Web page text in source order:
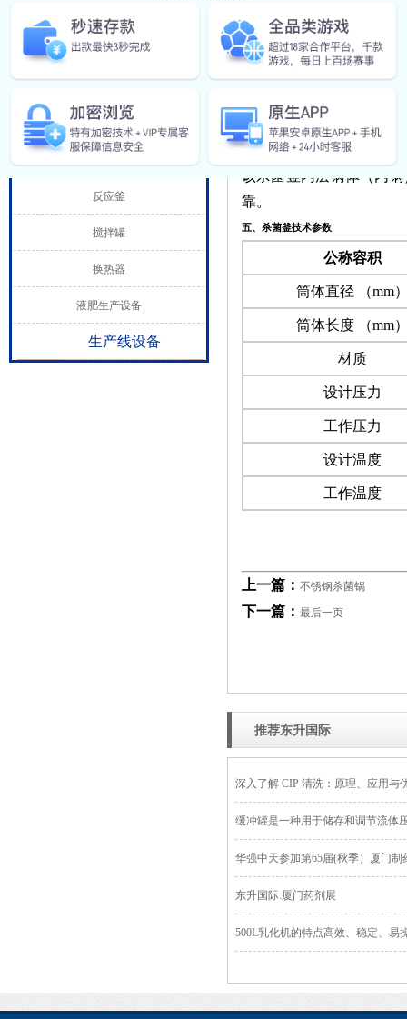
CIP清洗
乳化机
反应釜
搅拌罐
换热器
液肥生产设备
生产线设备
该杀菌设备广泛用于肉
蒸汽杀菌釜应用领域
蒸汽杀菌釜是以锅炉产
该杀菌釜内层锅体（内
靠。
五、杀菌釜技术参数
公称容积
筒体直径 （mm
筒体长度 （mm
材质
设计压力
工作压力
设计温度
工作温度
上一篇： 不锈钢杀菌锅
下一篇： 最后一页
推荐东升国际
深入了解 CIP 清洗：原理、应用与
缓冲罐是一种用于储存和调节流体
华强中天参加第65届(秋季）厦门制
东升国际:厦门药剂展
500L乳化机的特点高效、稳定、易